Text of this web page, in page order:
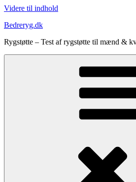
Videre til indhold
Bedreryg.dk
Rygstøtte – Test af rygstøtte til mænd &